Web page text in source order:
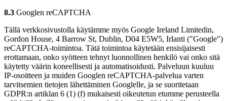
8.3 Googlen reCAPTCHA
Tällä verkkosivustolla käytämme myös Google Ireland Limitedin,
Gordon House, 4 Barrow St, Dublin, D04 E5W5, Irlanti ("Google")
reCAPTCHA-toimintoa. Tätä toimintoa käytetään ensisijaisesti
erottamaan, onko syötteen tehnyt luonnollinen henkilö vai onko sitä
käytetty väärin koneellisesti ja automatisoidusti. Palveluun kuuluu
IP-osoitteen ja muiden Googlen reCAPTCHA-palvelua varten
tarvitsemien tietojen lähettäminen Googlelle, ja se suoritetaan
GDPR:n artiklan 6 (1) (f) mukaisesti oikeutetun etumme perusteella